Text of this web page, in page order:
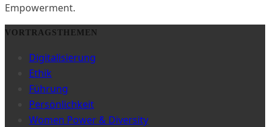
Empowerment.
VORTRAGSTHEMEN
Digitalisierung
Ethik
Führung
Persönlichkeit
Women Power & Diversity